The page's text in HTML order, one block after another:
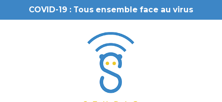
COVID-19 : Tous ensemble face au virus